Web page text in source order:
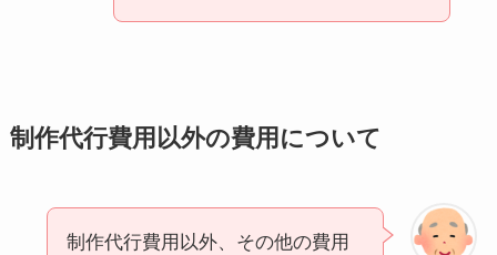
制作代行費用以外の費用について
制作代行費用以外、その他の費用